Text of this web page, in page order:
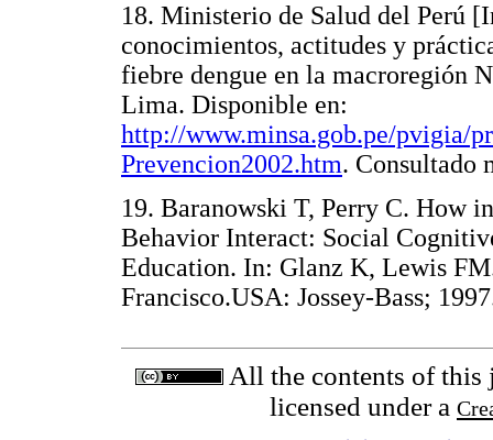
18. Ministerio de Salud del Perú
conocimientos, actitudes y
fiebre dengue en la macroregión
Lima. Disponible en:
http://www.minsa.gob.pe/pvigia/
Prevencion2002.htm.
19. Baranowski T, Perry C. How
Behavior Interact: Social
Education. In: Glanz K, Lewis
Francisco.USA: Jossey-Bass;
All the contents of this
licensed under a